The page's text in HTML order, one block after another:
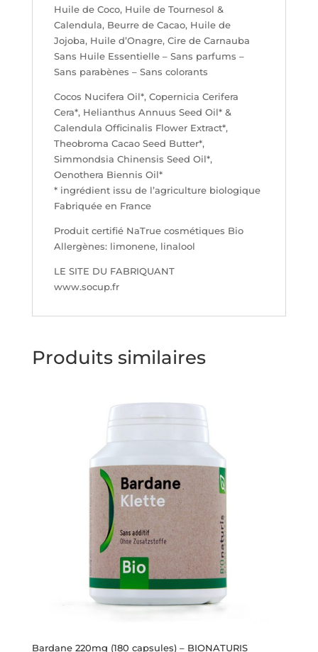
Huile de Coco, Huile de Tournesol &
Calendula, Beurre de Cacao, Huile de
Jojoba, Huile d’Onagre, Cire de Carnauba
Sans Huile Essentielle – Sans parfums –
Sans parabènes – Sans colorants
Cocos Nucifera Oil*, Copernicia Cerifera
Cera*, Helianthus Annuus Seed Oil* &
Calendula Officinalis Flower Extract*,
Theobroma Cacao Seed Butter*,
Simmondsia Chinensis Seed Oil*,
Oenothera Biennis Oil*
* ingrédient issu de l’agriculture biologique
Fabriquée en France
Produit certifié NaTrue cosmétiques Bio
Allergènes: limonene, linalool
LE SITE DU FABRIQUANT
www.socup.fr
Produits similaires
Bardane 220mg (180 capsules) – BIONATURIS